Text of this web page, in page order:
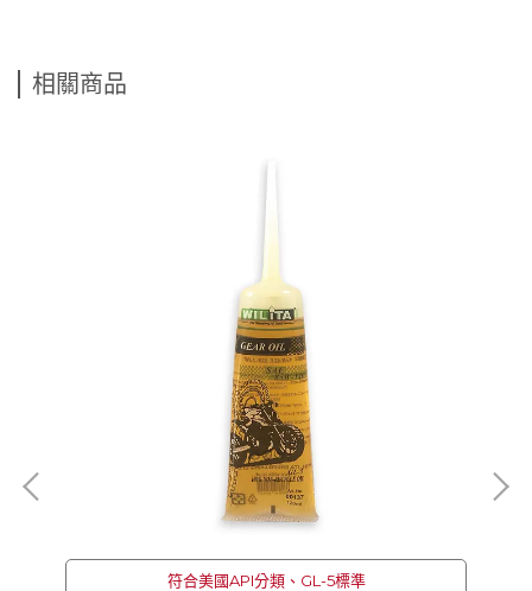
相關商品
符合美國API分類、GL-5標準